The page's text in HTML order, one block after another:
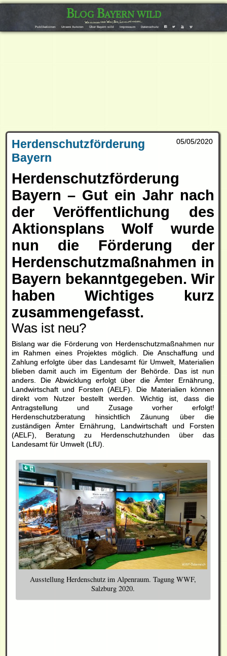
Blog Bayern wild
Wir bloggen über Wolf, Bär, Luchs und andere…
Publikationen Unsere Autoren Über Bayern wild Impressum Datenschutz F T Y V
05/05/2020
Herdenschutzförderung
Bayern
Herdenschutzförderung
Bayern – Gut ein Jahr nach
der Veröffentlichung des
Aktionsplans Wolf wurde
nun die Förderung der
Herdenschutzmaßnahmen in
Bayern bekanntgegeben. Wir
haben Wichtiges kurz
zusammengefasst.
Was ist neu?
Bislang war die Förderung von Herdenschutzmaßnahmen nur
im Rahmen eines Projektes möglich. Die Anschaffung und
Zahlung erfolgte über das Landesamt für Umwelt, Materialien
blieben damit auch im Eigentum der Behörde. Das ist nun
anders. Die Abwicklung erfolgt über die Ämter Ernährung,
Landwirtschaft und Forsten (AELF). Die Materialien können
direkt vom Nutzer bestellt werden. Wichtig ist, dass die
Antragstellung und Zusage vorher erfolgt!
Herdenschutzberatung hinsichtlich Zäunung über die
zuständigen Ämter Ernährung, Landwirtschaft und Forsten
(AELF), Beratung zu Herdenschutzhunden über das
Landesamt für Umwelt (LfU).
Ausstellung Herdenschutz im Alpenraum. Tagung WWF,
Salzburg 2020.